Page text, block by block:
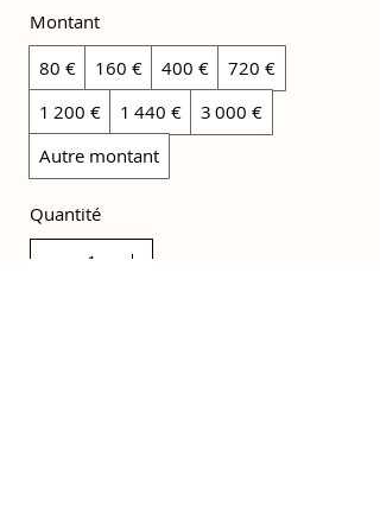
Montant
80 €
160 € 400 €
720 €
1 200 €
1 440 €
3 000 €
Autre montant
Quantité